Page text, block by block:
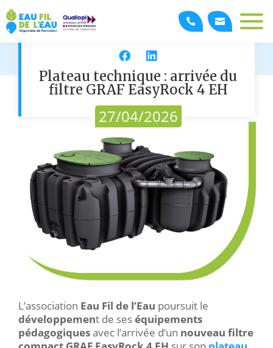
Facebook
Plateau technique : arrivée du
filtre GRAF EasyRock 4 EH
27/04/2026
L’association Eau Fil de l’Eau poursuit le
développement de seséquipements
pédagogiquesavec l’arrivée d’un nouveau filtre